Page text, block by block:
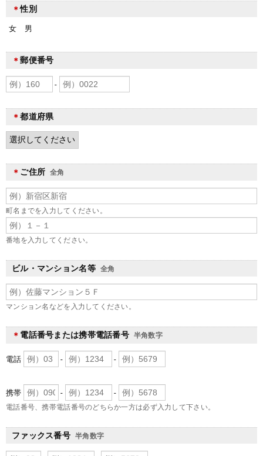
＊性別
女 男
＊郵便番号
-
＊都道府県
＊ ご住所 全角
町名までを入力してください。
番地を入力してください。
ビル・マンション名等 全角
マンション名などを入力してください。
＊ 電話番号または携帯電話番号 半角数字
電話 - -
携帯 - -
電話番号、携帯電話番号のどちらか一方は必ず入力して下さい。
ファックス番号 半角数字